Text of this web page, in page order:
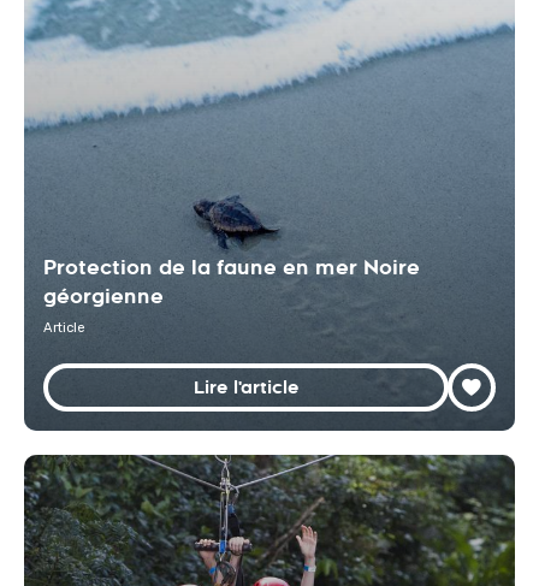
Protection de la faune en mer Noire
géorgienne
Article
Lire l'article